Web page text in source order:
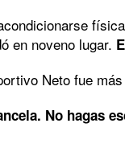
en noveno lugar.
Neto fue
No hagas